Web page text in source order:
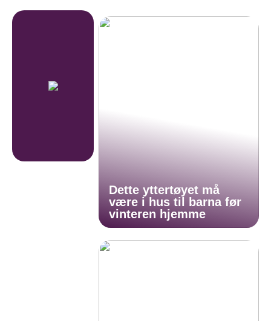
Dette yttertøyet må
være i hus til barna før
vinteren hjemme